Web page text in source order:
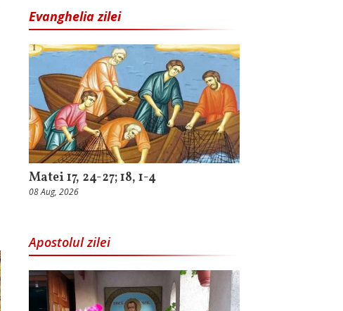
Evanghelia zilei
Matei 17, 24-27; 18, 1-4
08 Aug, 2026
Apostolul zilei